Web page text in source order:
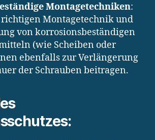
Montagetechniken:
Montagetechnik und
von korrosionsbeständigen
(wie Scheiben oder
ebenfalls zur Verlängerung
der Schrauben beitragen.